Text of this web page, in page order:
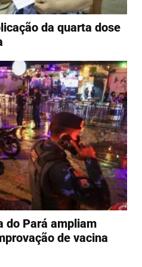
da quarta dose
do Pará ampliam
de vacina